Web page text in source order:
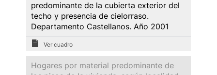
predominante de la cubierta exterior del
techo y presencia de cielorraso.
Departamento Castellanos. Año 2001
Ver cuadro
Hogares por material predominante de